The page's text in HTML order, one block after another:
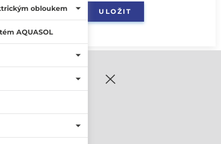
obloukem
AQUASOL